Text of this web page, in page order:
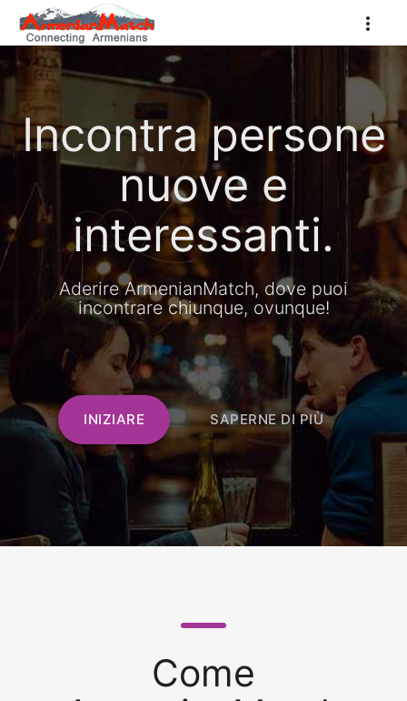
Incontra persone
nuove e
interessanti.
Aderire ArmenianMatch, dove puoi
incontrare chiunque, ovunque!
INIZIARE SAPERNE DI PIÙ
Come